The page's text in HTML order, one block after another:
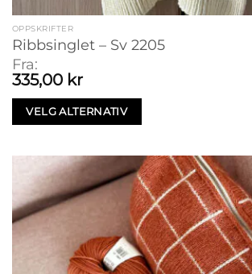
OPPSKRIFTER
Ribbsinglet – Sv 2205
Fra:
335,00 kr
VELG ALTERNATIV